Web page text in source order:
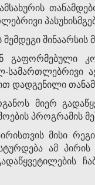
შინაარსის
გაფორმებული
სამართლებრივი
დადგენილი
მიერ
პროგრამის
პირისთვის მისი
ამ